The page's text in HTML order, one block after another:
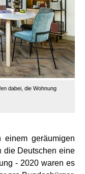
dabei, die Wohnung
einem geräumigen
die Deutschen eine
- 2020 waren es